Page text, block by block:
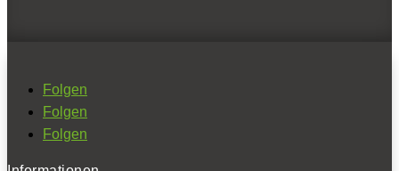
Folgen
Folgen
Folgen